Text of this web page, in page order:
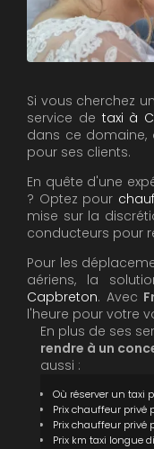
Si vous cherchez
service de taxi à
dans ce domaine,
pour ses clients.
En quête d'une
? Optez pour
mise sur la
conducteurs pour
Pour les
aériens, la
Capbreton. Avec
l'heure pour votre
En plus de ses
rendre à un
aussi :
Où réserver un taxi
Prix chauffeur privé
Prix chauffeur privé
Prix km taxi longue